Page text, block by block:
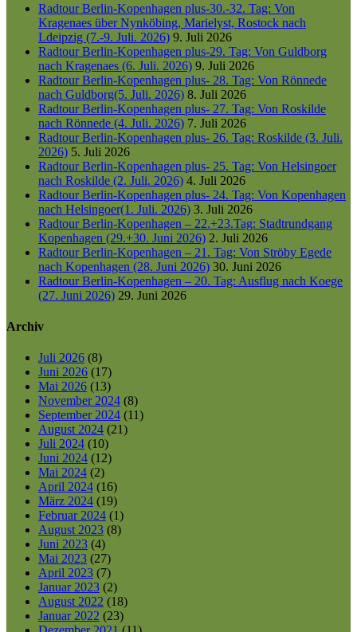
Radtour Berlin-Kopenhagen plus-30.-32. Tag: Von
Kragenaes über Nynköbing, Marielyst, Rostock nach
Ldeipzig (7.-9. Juli. 2026) 9. Juli 2026
Radtour Berlin-Kopenhagen plus-29. Tag: Von Guldborg
nach Kragenaes (6. Juli. 2026) 9. Juli 2026
Radtour Berlin-Kopenhagen plus- 28. Tag: Von Rönnede
nach Guldborg(5. Juli. 2026) 8. Juli 2026
Radtour Berlin-Kopenhagen plus- 27. Tag: Von Roskilde
nach Rönnede (4. Juli. 2026) 7. Juli 2026
Radtour Berlin-Kopenhagen plus- 26. Tag: Roskilde (3. Juli.
2026) 5. Juli 2026
Radtour Berlin-Kopenhagen plus- 25. Tag: Von Helsingoer
nach Roskilde (2. Juli. 2026) 4. Juli 2026
Radtour Berlin-Kopenhagen plus- 24. Tag: Von Kopenhagen
nach Helsingoer(1. Juli. 2026) 3. Juli 2026
Radtour Berlin-Kopenhagen – 22.+23.Tag: Stadtrundgang
Kopenhagen (29.+30. Juni 2026) 2. Juli 2026
Radtour Berlin-Kopenhagen – 21. Tag: Von Ströby Egede
nach Kopenhagen (28. Juni 2026) 30. Juni 2026
Radtour Berlin-Kopenhagen – 20. Tag: Ausflug nach Koege
(27. Juni 2026) 29. Juni 2026
Archiv
Juli 2026 (8)
Juni 2026 (17)
Mai 2026 (13)
November 2024 (8)
September 2024 (11)
August 2024 (21)
Juli 2024 (10)
Juni 2024 (12)
Mai 2024 (2)
April 2024 (16)
März 2024 (19)
Februar 2024 (1)
August 2023 (8)
Juni 2023 (4)
Mai 2023 (27)
April 2023 (7)
Januar 2023 (2)
August 2022 (18)
Januar 2022 (23)